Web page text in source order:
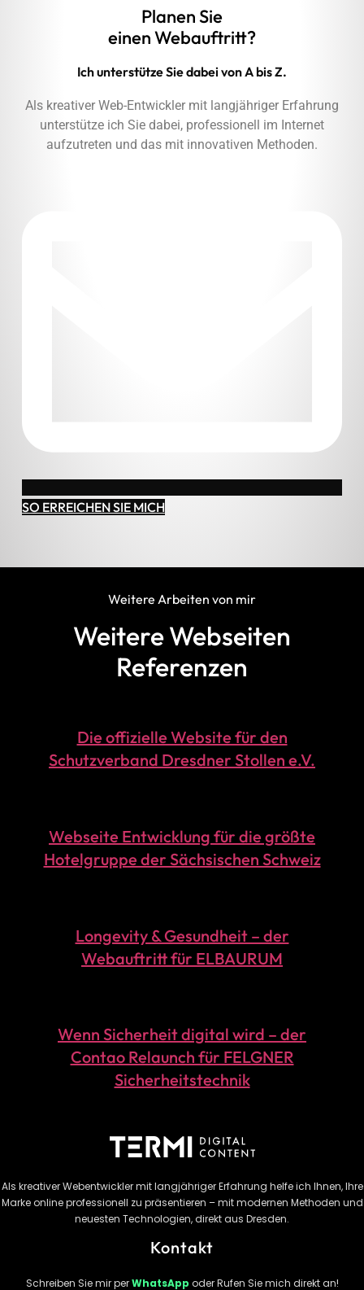
Planen Sie
einen Webauftritt?
Ich unterstütze Sie dabei von A bis Z.
Als kreativer Web-Entwickler mit langjähriger Erfahrung
unterstütze ich Sie dabei, professionell im Internet
aufzutreten und das mit innovativen Methoden.
SO ERREICHEN SIE MICH
Weitere Arbeiten von mir
Weitere Webseiten
Referenzen
Die offizielle Website für den
Schutzverband Dresdner Stollen e.V.
Webseite Entwicklung für die größte
Hotelgruppe der Sächsischen Schweiz
Longevity & Gesundheit – der
Webauftritt für ELBAURUM
Wenn Sicherheit digital wird – der
Contao Relaunch für FELGNER
Sicherheitstechnik
Als kreativer Webentwickler mit langjähriger Erfahrung helfe ich Ihnen, Ihre
Marke online professionell zu präsentieren – mit modernen Methoden und
neuesten Technologien, direkt aus Dresden.
Kontakt
Schreiben Sie mir perWhatsApp oder Rufen Sie mich direkt an!